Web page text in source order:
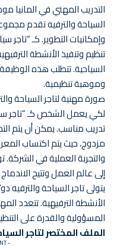
التدريب المهني في المانيا
السياحة والترفيه تقدم
وإمكانيات التطوير. كـ
تنظيم وتنفيذ الأنشطة
السياحية. تتطلب هذه
وموهبة تنظيمية.
صورة مهنية لتاجر السياحة
لكي يعمل الشخص كـ “تاجر
تدريب مناسب. يمكن أن يتم
مزدوج، حيث يتم اكتساب
والتجربة العملية في الشركة.
إلى عالم العمل وتتيح
يتولى تاجر السياحة
الأنشطة الترفيهية. تتعدد
المسؤولية والقدرة على
الملف المختصر لتاجر
- ADVERTISEMENT -